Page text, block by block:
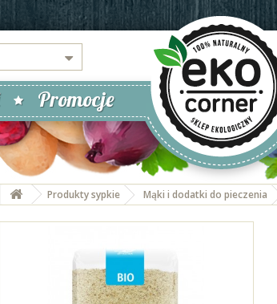
Promocje
Produkty sypkie Mąki i dodatki do pieczenia